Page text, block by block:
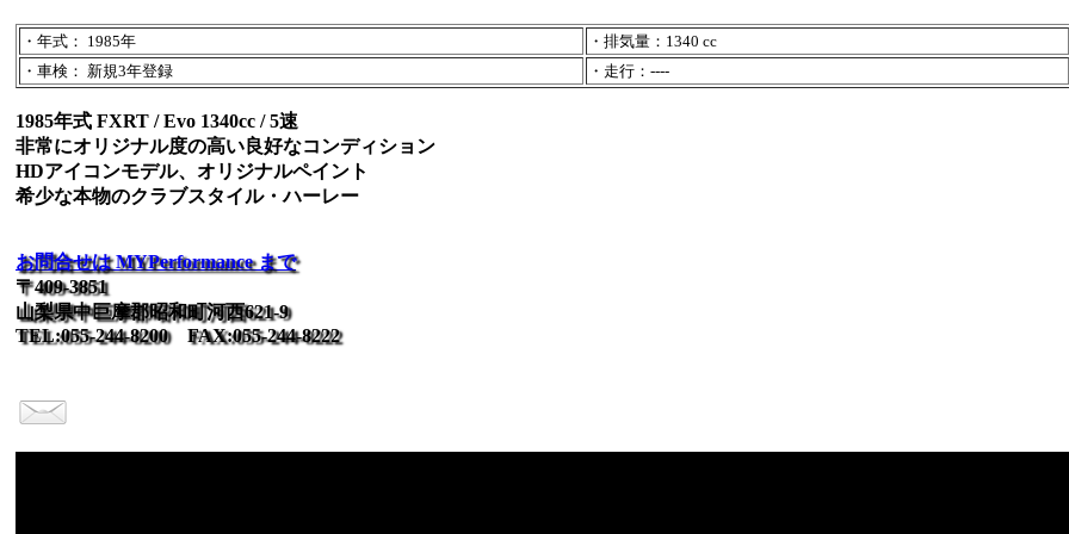
・年式： 1985年
・排気量：1340 cc
・車検： 新規3年登録
・走行：----
1985年式 FXRT / Evo 1340cc / 5速
非常にオリジナル度の高い良好なコンディション
HDアイコンモデル、オリジナルペイント
希少な本物のクラブスタイル・ハーレー
お問合せは MYPerformance まで
〒409-3851
山梨県中巨摩郡昭和町河西621-9
TEL:055-244-8200 FAX:055-244-8222